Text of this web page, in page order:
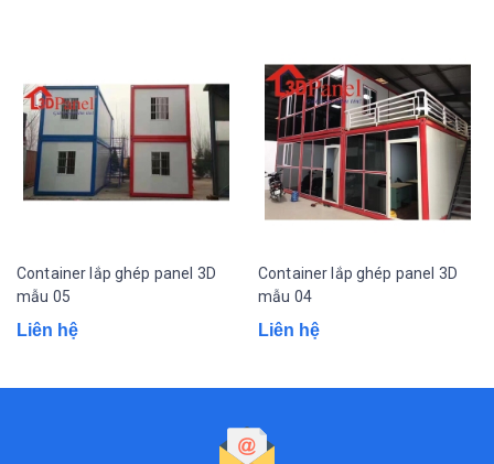
Container lắp ghép panel 3D
mẫu 05
Liên hệ
Container lắp ghép panel 3D
mẫu 04
Liên hệ